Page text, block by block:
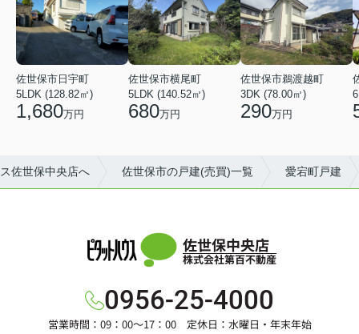
佐世保市日宇町
5LDK (128.82㎡)
1,680万円
佐世保市横尾町
5LDK (140.52㎡)
680万円
佐世保市鵜渡越町
3DK (78.00㎡)
290万円
佐世保中央店へ 佐世保市の戸建(売買)一覧 愛宕町戸建
佐世保中央店
株式会社第百不動産
0956-25-4000
営業時間：09：00～17：00 定休日：水曜日・年末年始